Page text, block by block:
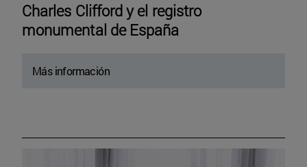
Charles Clifford y el registro
monumental de España
Más información